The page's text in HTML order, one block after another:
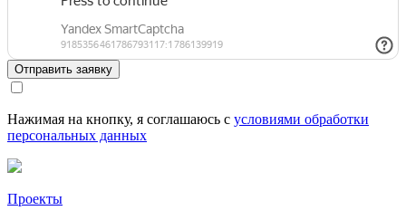
Отправить заявку
Нажимая на кнопку, я соглашаюсь с условиями обработки
персональных данных
Проекты